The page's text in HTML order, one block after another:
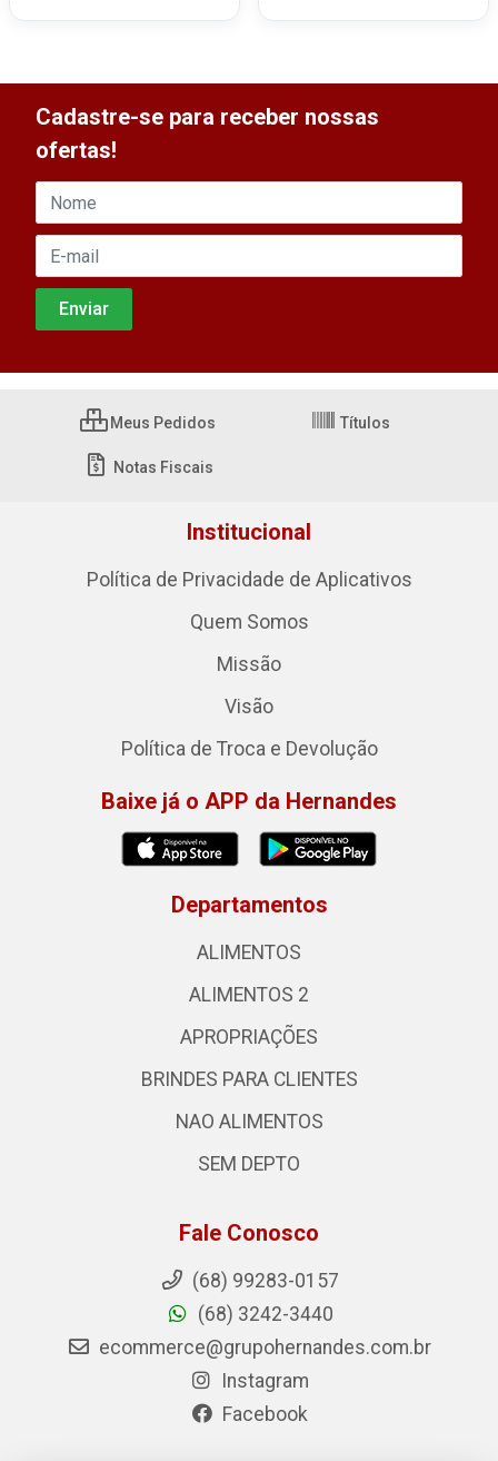
Cadastre-se para receber nossas
ofertas!
Meus Pedidos Títulos
Notas Fiscais
Institucional
Política de Privacidade de Aplicativos
Quem Somos
Missão
Visão
Política de Troca e Devolução
Baixe já o APP da Hernandes
Departamentos
ALIMENTOS
ALIMENTOS 2
APROPRIAÇÕES
BRINDES PARA CLIENTES
NAO ALIMENTOS
SEM DEPTO
Fale Conosco
(68) 99283-0157
(68) 3242-3440
ecommerce@grupohernandes.com.br
Instagram
Facebook